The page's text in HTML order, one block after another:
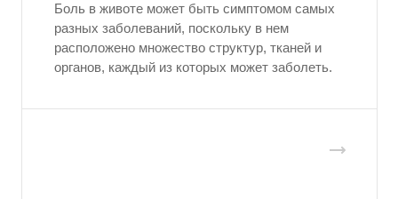
Боль в животе может быть симптомом самых
разных заболеваний, поскольку в нем
расположено множество структур, тканей и
органов, каждый из которых может заболеть.